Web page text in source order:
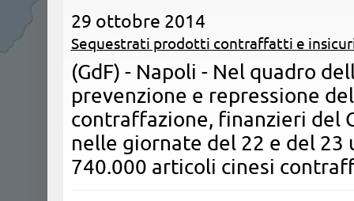
29 ottobre 2014
Sequestrati prodotti contraffatti e
(GdF) - Napoli - Nel quadro
prevenzione e repressione
contraffazione, finanzieri del
nelle giornate del 22 e del 23
740.000 articoli cinesi